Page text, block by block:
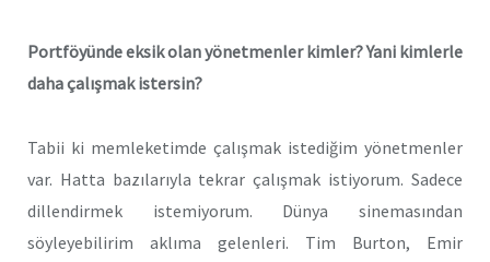
Portföyünde eksik olan yönetmenler kimler? Yani kimlerle
daha çalışmak istersin?
Tabii ki memleketimde çalışmak istediğim yönetmenler
var. Hatta bazılarıyla tekrar çalışmak istiyorum. Sadece
dillendirmek istemiyorum. Dünya sinemasından
söyleyebilirim aklıma gelenleri. Tim Burton, Emir